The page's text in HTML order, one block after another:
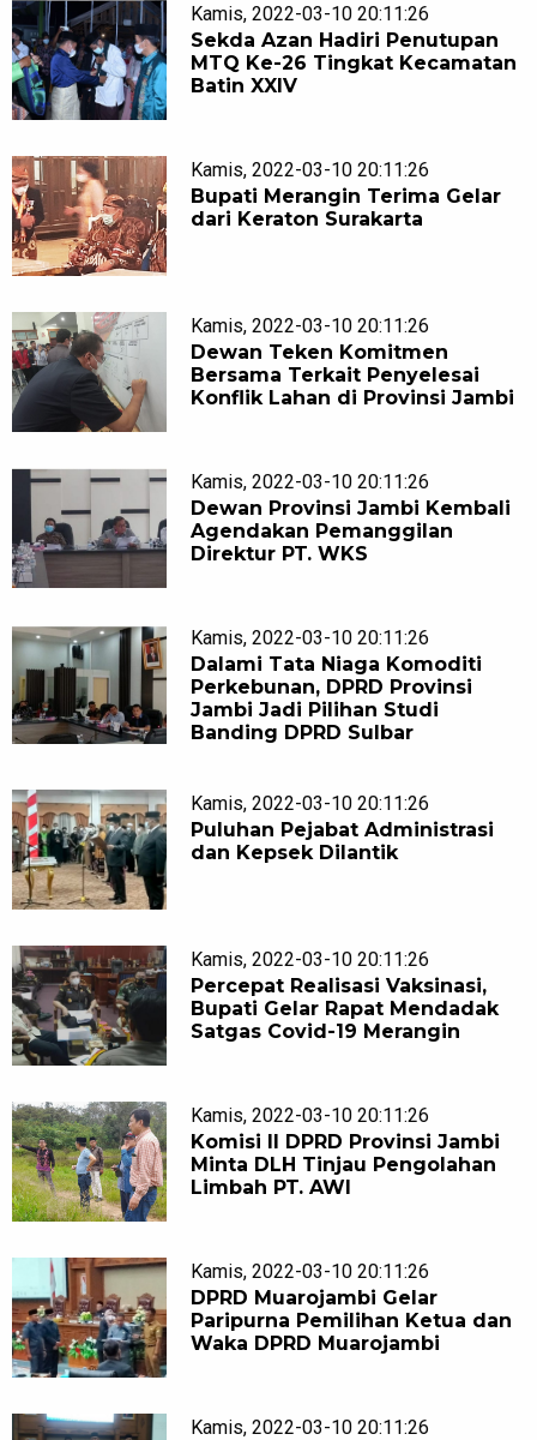
Kamis, 2022-03-10 20:11:26
Sekda Azan Hadiri Penutupan
MTQ Ke-26 Tingkat Kecamatan
Batin XXIV
Kamis, 2022-03-10 20:11:26
Bupati Merangin Terima Gelar
dari Keraton Surakarta
Kamis, 2022-03-10 20:11:26
Dewan Teken Komitmen
Bersama Terkait Penyelesai
Konflik Lahan di Provinsi Jambi
Kamis, 2022-03-10 20:11:26
Dewan Provinsi Jambi Kembali
Agendakan Pemanggilan
Direktur PT. WKS
Kamis, 2022-03-10 20:11:26
Dalami Tata Niaga Komoditi
Perkebunan, DPRD Provinsi
Jambi Jadi Pilihan Studi
Banding DPRD Sulbar
Kamis, 2022-03-10 20:11:26
Puluhan Pejabat Administrasi
dan Kepsek Dilantik
Kamis, 2022-03-10 20:11:26
Percepat Realisasi Vaksinasi,
Bupati Gelar Rapat Mendadak
Satgas Covid-19 Merangin
Kamis, 2022-03-10 20:11:26
Komisi ll DPRD Provinsi Jambi
Minta DLH Tinjau Pengolahan
Limbah PT. AWI
Kamis, 2022-03-10 20:11:26
DPRD Muarojambi Gelar
Paripurna Pemilihan Ketua dan
Waka DPRD Muarojambi
Kamis, 2022-03-10 20:11:26